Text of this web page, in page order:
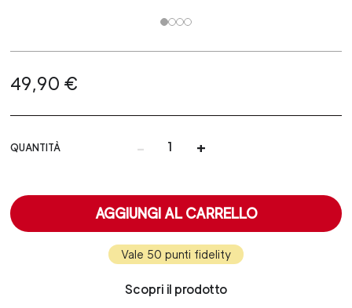
49,90 €
QUANTITÀ - +
AGGIUNGI AL CARRELLO
Vale 50 punti fidelity
Scopri il prodotto